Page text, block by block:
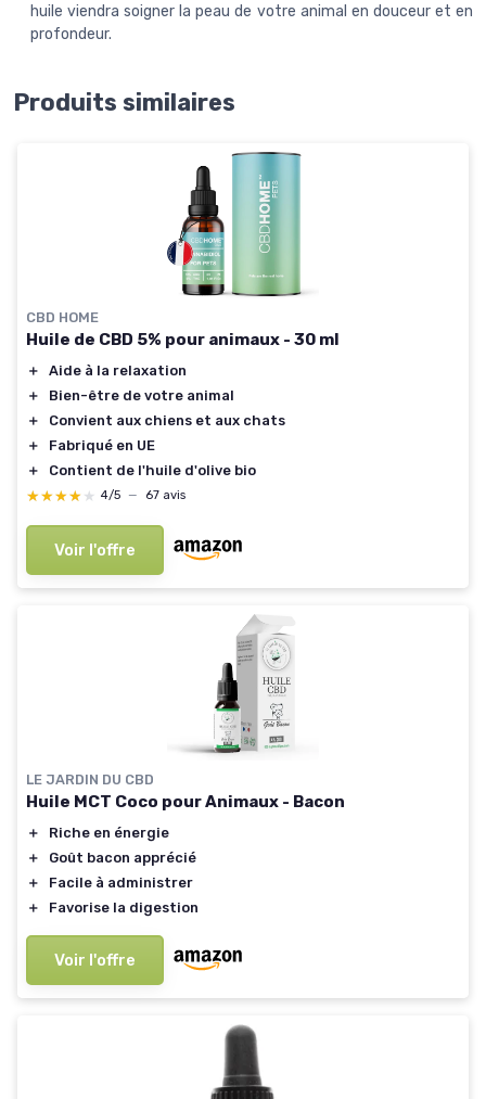
huile viendra soigner la peau de votre animal en douceur et en
profondeur.
Produits similaires
CBD HOME
Huile de CBD 5% pour animaux - 30 ml
＋
Aide à la relaxation
＋
Bien-être de votre animal
＋
Convient aux chiens et aux chats
＋
Fabriqué en UE
＋
Contient de l'huile d'olive bio
★★★★★
★★★★★ 4/5 — 67 avis
Voir l'offre
LE JARDIN DU CBD
Huile MCT Coco pour Animaux - Bacon
＋
Riche en énergie
＋
Goût bacon apprécié
＋
Facile à administrer
＋
Favorise la digestion
Voir l'offre